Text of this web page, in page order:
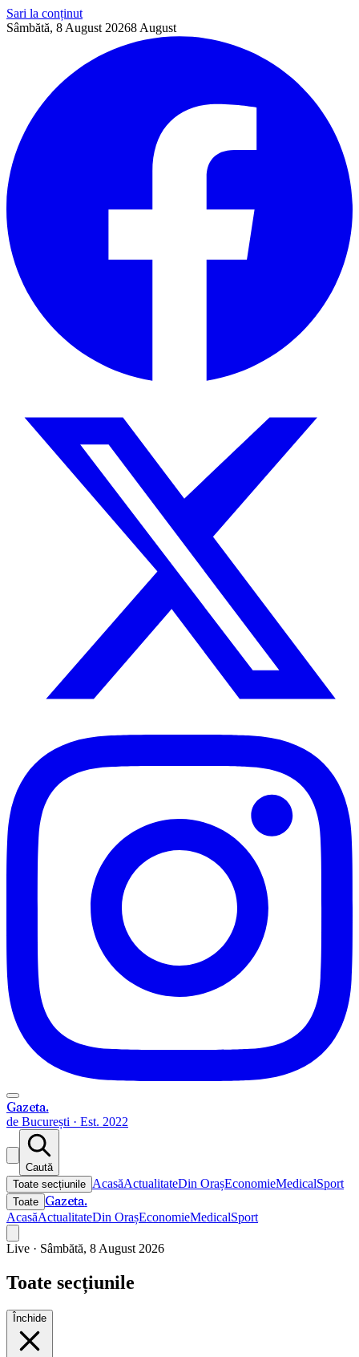
Sari la conținut
Sâmbătă, 8 August 20268 August
Gazeta.
de București · Est. 2022
Caută
Toate secțiunile AcasăActualitateDin OrașEconomieMedicalSport
Toate Gazeta.
AcasăActualitateDin OrașEconomieMedicalSport
Live · Sâmbătă, 8 August 2026
Toate secțiunile
Închide